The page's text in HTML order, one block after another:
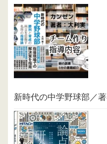
新時代の中学野球部／